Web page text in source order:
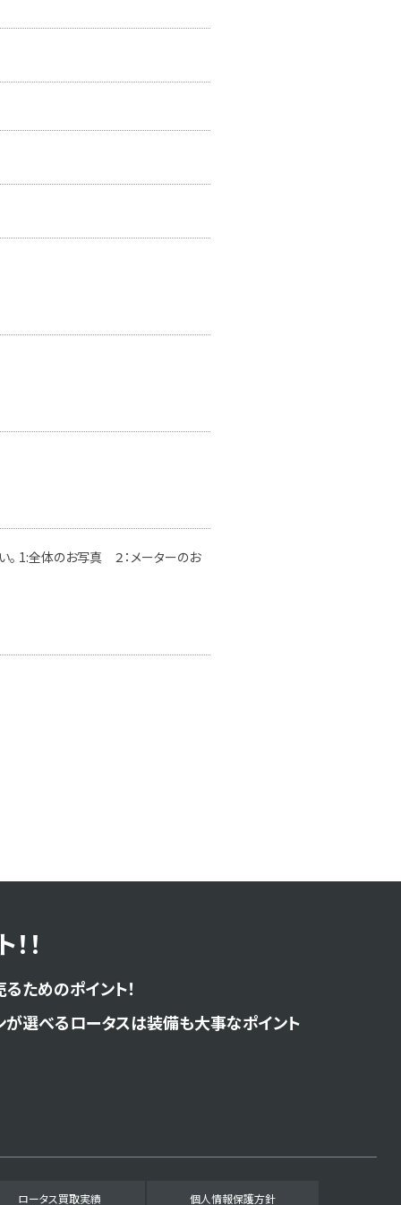
1:全体のお写真 ２：メーターのお
！
ためのポイント！
が選べるロータスは装備も大事なポイント
ロータス買取実績 個人情報保護方針